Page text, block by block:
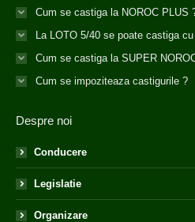
Cum se castiga la NOROC PLUS
La LOTO 5/40 se poate castiga
Cum se castiga la SUPER
Cum se impoziteaza castigurile ?
Despre noi
Conducere
Legislatie
Organizare